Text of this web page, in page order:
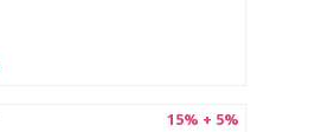
15% + 5%